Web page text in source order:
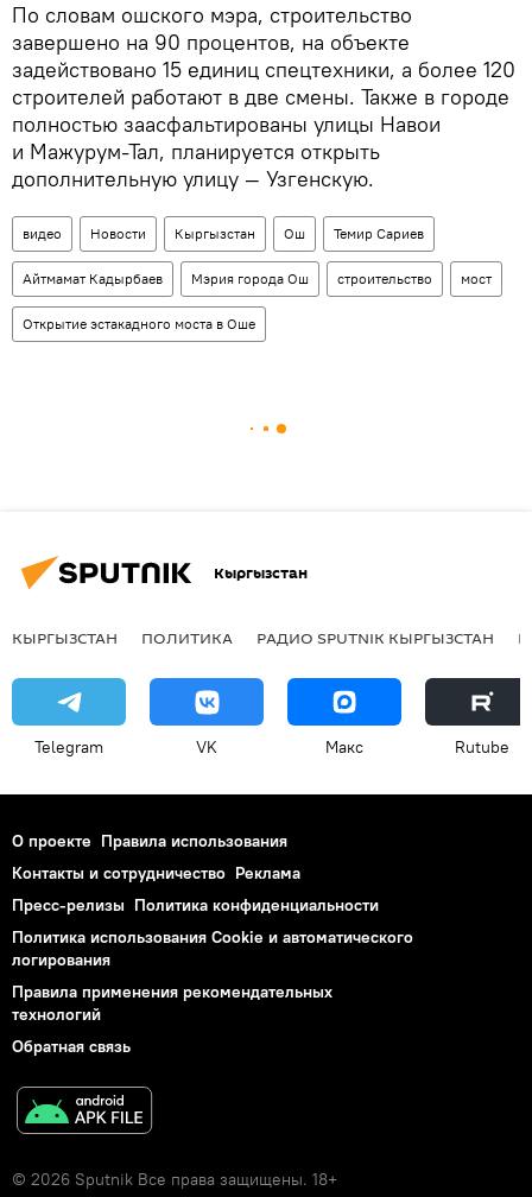
По словам ошского мэра, строительство
завершено на 90 процентов, на объекте
задействовано 15 единиц спецтехники, а более 120
строителей работают в две смены. Также в городе
полностью заасфальтированы улицы Навои
и Мажурум-Тал, планируется открыть
дополнительную улицу — Узгенскую.
видео Новости Кыргызстан Ош Темир Сариев
Айтмамат Кадырбаев Мэрия города Ош строительство мост
Открытие эстакадного моста в Оше
Кыргызстан
КЫРГЫЗСТАН ПОЛИТИКА РАДИО SPUTNIK КЫРГЫЗСТАН
Telegram VK Макс Rutube
О проекте Правила использования
Контакты и сотрудничество Реклама
Пресс-релизы Политика конфиденциальности
Политика использования Cookie и автоматического
логирования
Правила применения рекомендательных
технологий
Обратная связь
© 2026 Sputnik Все права защищены. 18+